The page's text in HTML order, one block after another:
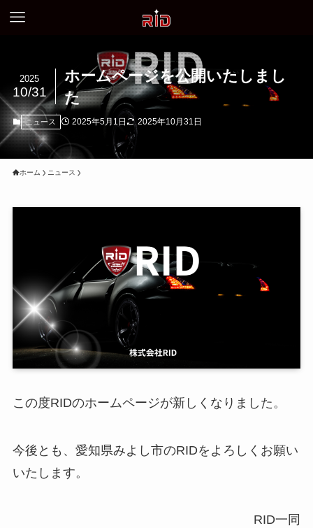
ホームページを公開いたしまし
た
2025
10/31
ニュース 2025年5月1日 2025年10月31日
ホーム ニュース
この度RIDのホームページが新しくなりました。
今後とも、愛知県みよし市のRIDをよろしくお願い
いたします。
RID一同